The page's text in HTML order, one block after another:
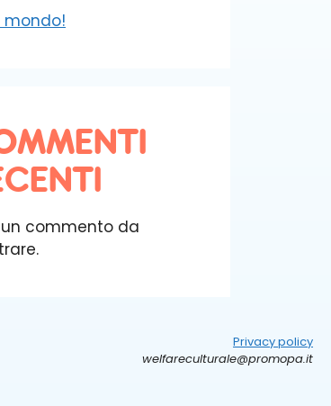
mondo!
commento da
Privacy policy
welfareculturale@promopa.it